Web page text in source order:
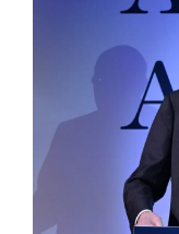
nazionale, e
eventuali
particolare
dell’attività
recente
antiriciclaggio
Regolamento
all’AMLA,